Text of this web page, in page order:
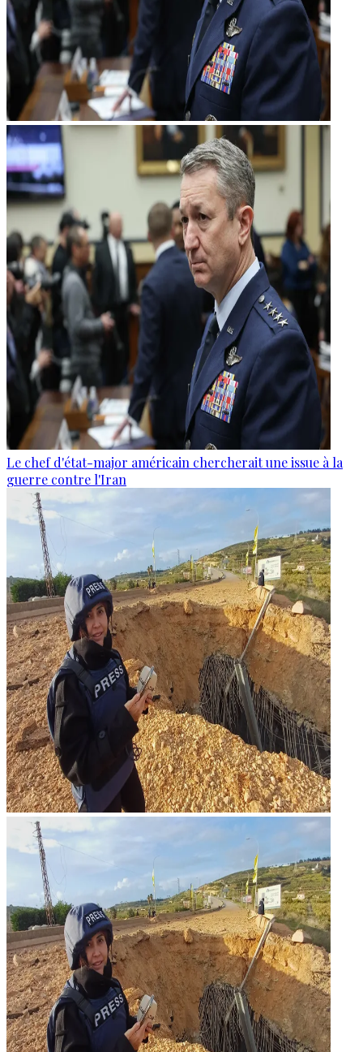
Le chef d'état-major américain chercherait une issue à la
guerre contre l'Iran